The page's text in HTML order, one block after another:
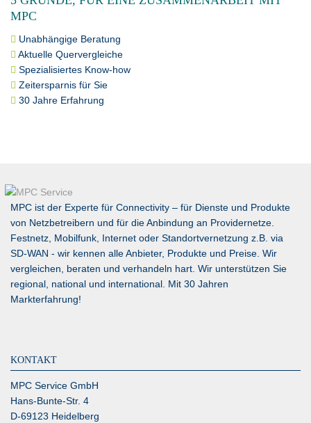
MPC
Unabhängige Beratung
Aktuelle Quervergleiche
Spezialisiertes Know-how
Zeitersparnis für Sie
30 Jahre Erfahrung
MPC ist der Experte für Connectivity – für Dienste und Produkte
von Netzbetreibern und für die Anbindung an Providernetze.
Festnetz, Mobilfunk, Internet oder Standortvernetzung z.B. via
SD-WAN - wir kennen alle Anbieter, Produkte und Preise. Wir
vergleichen, beraten und verhandeln hart. Wir unterstützen Sie
regional, national und international. Mit 30 Jahren
Markterfahrung!
KONTAKT
MPC Service GmbH
Hans-Bunte-Str. 4
D-69123 Heidelberg